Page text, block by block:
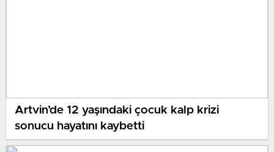
Artvin’de 12 yaşındaki çocuk kalp krizi
sonucu hayatını kaybetti